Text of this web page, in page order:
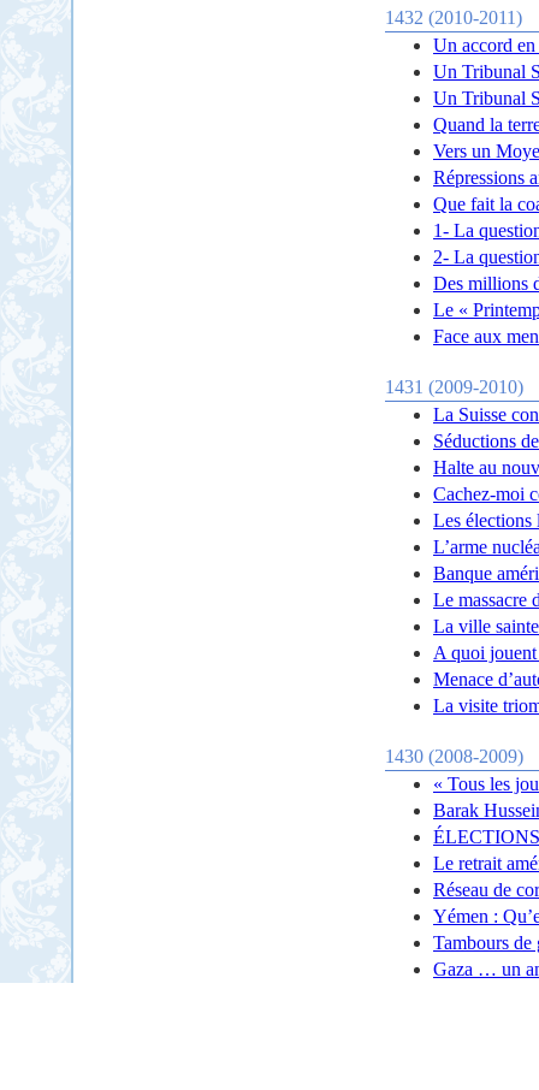
1432 (2010-2011)
Un accord
Un Tribunal
Un Tribunal
Quand la
Vers un
Répressions
Que fait la
1- La
2- La
Des millions
Le «
Face aux
1431 (2009-2010)
La Suisse
Séductions
Halte au
Cachez-moi
Les élections
L’arme
Banque
Le massacre
La ville
A quoi
Menace
La visite
1430 (2008-2009)
« Tous les
Barak
Le retrait
Réseau de
Yémen :
Tambours
Gaza … un